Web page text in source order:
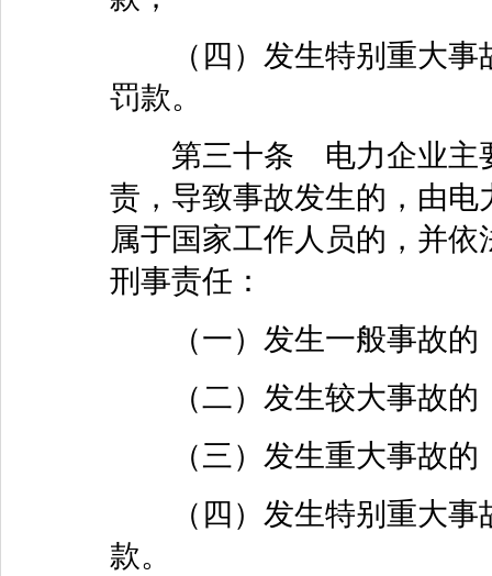
（四）发生特别重大事
罚款。
第三十条 电力企业主要
责，导致事故发生的，由
属于国家工作人员的，并
刑事责任：
（一）发生一般事故的
（二）发生较大事故的
（三）发生重大事故的
（四）发生特别重大事
款。